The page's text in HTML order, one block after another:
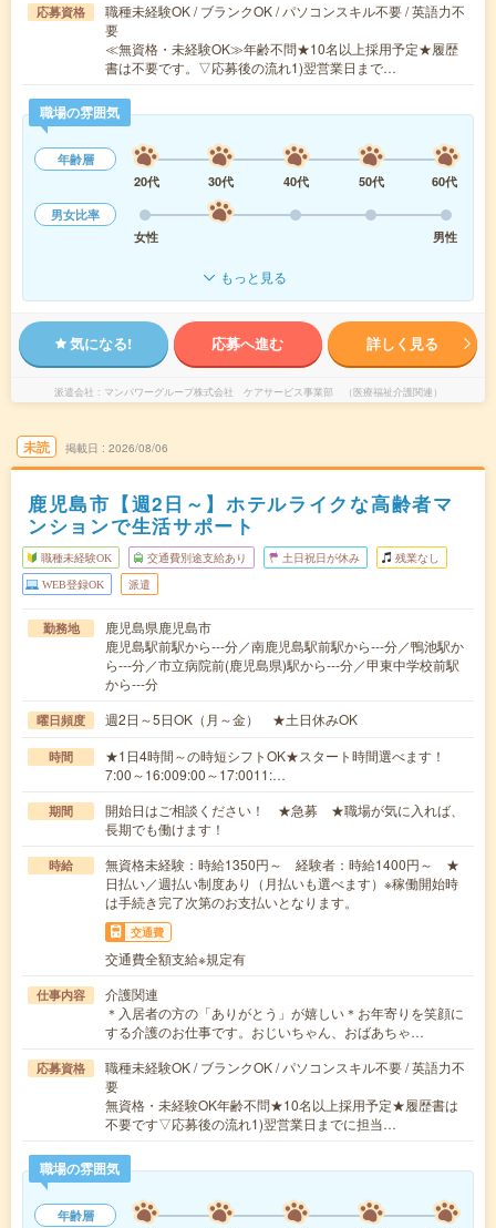
応募資格
職種未経験OK / ブランクOK / パソコンスキル不要 / 英語力不
要
≪無資格・未経験OK≫年齢不問★10名以上採用予定★履歴
書は不要です。▽応募後の流れ1)翌営業日まで…
職場の雰囲気
年齢層
20代
30代 40代 50代
60代
男女比率
女性
男性
もっと見る
気になる! 応募へ進む 詳しく見る
派遣会社 マンパワーグループ株式会社 ケアサービス事業部 （医療福祉介護関連）
未読 掲載日 2026/08/06
鹿児島市【週2日～】ホテルライクな高齢者マ
ンションで生活サポート
職種未経験OK 交通費別途支給あり 土日祝日が休み 残業なし
WEB登録OK 派遣
勤務地
鹿児島県鹿児島市
鹿児島駅前駅から---分／南鹿児島駅前駅から---分／鴨池駅か
ら---分／市立病院前(鹿児島県)駅から---分／甲東中学校前駅
から---分
曜日頻度 週2日～5日OK（月～金） ★土日休みOK
時間
★1日4時間～の時短シフトOK★スタート時間選べます！
7:00～16:009:00～17:0011:…
期間
開始日はご相談ください！ ★急募 ★職場が気に入れば、
長期でも働けます！
時給
無資格未経験：時給1350円～ 経験者：時給1400円～ ★
日払い／週払い制度あり（月払いも選べます）※稼働開始時
は手続き完了次第のお支払いとなります。
交通費
交通費全額支給※規定有
仕事内容
介護関連
＊入居者の方の「ありがとう」が嬉しい＊お年寄りを笑顔に
する介護のお仕事です。おじいちゃん、おばあちゃ…
応募資格
職種未経験OK / ブランクOK / パソコンスキル不要 / 英語力不
要
無資格・未経験OK年齢不問★10名以上採用予定★履歴書は
不要です▽応募後の流れ1)翌営業日までに担当…
職場の雰囲気
年齢層